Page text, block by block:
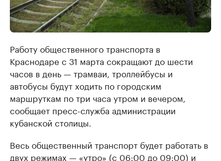
Работу общественного транспорта в
Краснодаре с 31 марта сокращают до шести
часов в день — трамваи, троллейбусы и
автобусы будут ходить по городским
маршруткам по три часа утром и вечером,
сообщает пресс-служба администрации
кубанской столицы.
Весь общественный транспорт будет работать в
двух режимах — «утро» (с 06:00 до 09:00) и